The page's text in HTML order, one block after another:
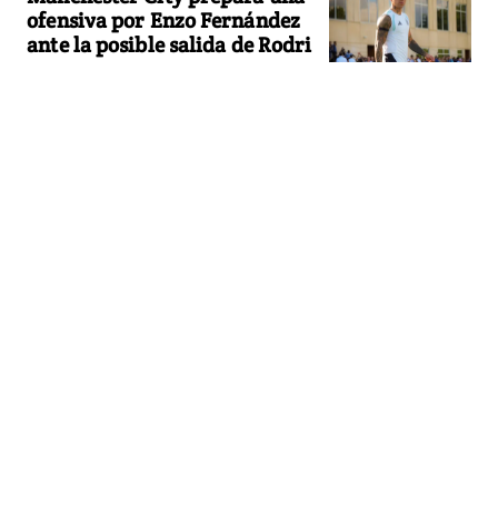
ofensiva por Enzo Fernández
ante la posible salida de Rodri